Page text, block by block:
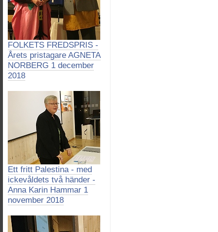
FOLKETS FREDSPRIS -
Årets pristagare AGNETA
NORBERG 1 december
2018
Ett fritt Palestina - med
ickevåldets två händer -
Anna Karin Hammar 1
november 2018